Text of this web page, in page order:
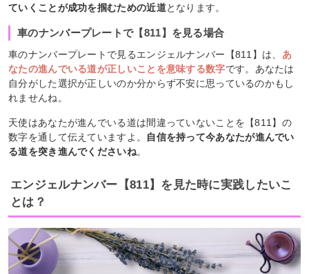
ていくことが成功を掴むための近道となります。
車のナンバープレートで【811】を見る場合
車のナンバープレートで見るエンジェルナンバー【811】は、 あ
なたの進んでいる道が正しいことを意味する数字です。あなたは
自分がした選択が正しいのか分からず不安に思っているのかもし
れませんね。
天使はあなたが進んでいる道は間違っていないことを【811】の
数字を通して伝えていますよ。
自信を持って今あなたが進んでい
る道を突き進んでくださいね。
エンジェルナンバー【811】を見た時に実践したいこ
とは？